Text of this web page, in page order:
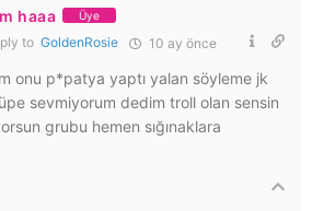
haaa Üye
to GoldenRosie 10 ay önce
onu p*patya yaptı yalan söyleme jk
sevmiyorum dedim troll olan sensin
grubu hemen sığınaklara